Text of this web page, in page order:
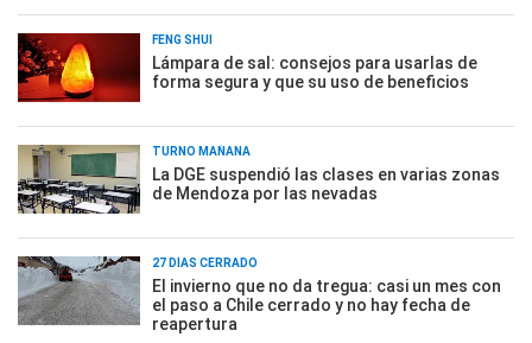
FENG SHUI
Lámpara de sal: consejos para usarlas de
forma segura y que su uso de beneficios
TURNO MAÑANA
La DGE suspendió las clases en varias zonas
de Mendoza por las nevadas
27 DÍAS CERRADO
El invierno que no da tregua: casi un mes con
el paso a Chile cerrado y no hay fecha de
reapertura